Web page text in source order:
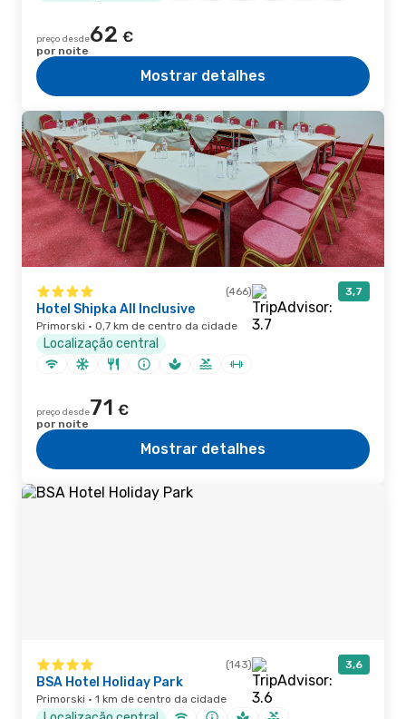
preço desde62 €
por noite
Mostrar detalhes
(466) 3,7
Hotel Shipka All Inclusive
Primorski · 0,7 km de centro da cidade
Localização central
preço desde71 €
por noite
Mostrar detalhes
(143) 3,6
BSA Hotel Holiday Park
Primorski · 1 km de centro da cidade